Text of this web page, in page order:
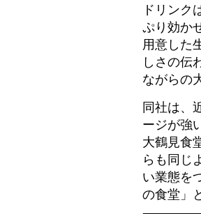
ドリンク
ぷり効か
用意した
しさの伝
ながらの
同社は、
ージが強
大鶴見食
らも同じ
い業態を
の食堂」